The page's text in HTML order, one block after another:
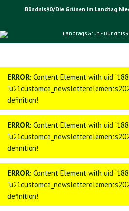
Bündnis90/Die Grünen im Landtag
ERROR: Content Element with uid
definition!
ERROR: Content Element with uid
definition!
ERROR: Content Element with uid
definition!